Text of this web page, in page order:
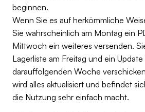
beginnen.
Wenn Sie es auf herkömmliche
Sie wahrscheinlich am Montag ein
Mittwoch ein weiteres versenden.
Lagerliste am Freitag und ein
darauffolgenden Woche
wird alles aktualisiert und befindet
die Nutzung sehr einfach macht.